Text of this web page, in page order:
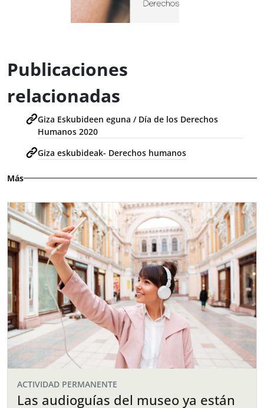
Publicaciones
relacionadas
Giza Eskubideen eguna / Día de los Derechos
Humanos 2020
Giza eskubideak- Derechos humanos
Más
ACTIVIDAD PERMANENTE
Las audioguías del museo ya están